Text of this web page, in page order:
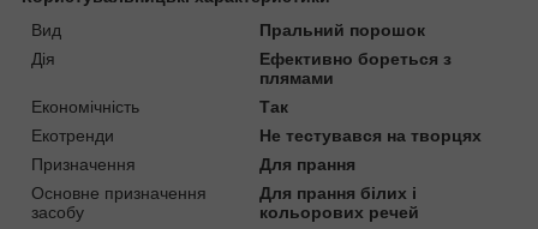
Вид
Пральний порошок
Дія
Ефективно бореться з
плямами
Економічність
Так
Екотренди
Не тестувався на творцях
Призначення
Для прання
Основне призначення
засобу
Для прання білих і
кольорових речей